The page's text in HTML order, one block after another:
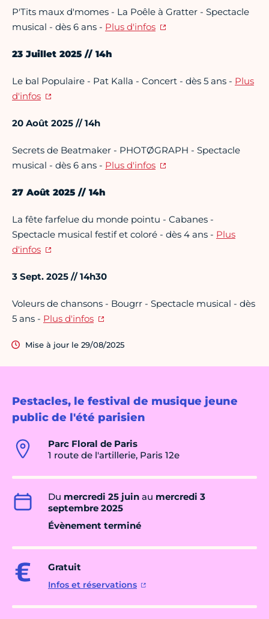
Pestacles, le festival de musique jeune
public de l'été parisien
Parc Floral de Paris
1 route de l'artillerie, Paris 12e
Du mercredi 25 juin au mercredi 3
septembre 2025
Évènement terminé
Gratuit
Infos et réservations
P'Tits maux d'momes - La Poêle à Gratter - Spectacle
musical - dès 6 ans - Plus d'infos
23 Juillet 2025 // 14h
Le bal Populaire - Pat Kalla - Concert - dès 5 ans - Plus
d'infos
20 Août 2025 // 14h
Secrets de Beatmaker - PHOTØGRAPH - Spectacle
musical - dès 6 ans - Plus d'infos
27 Août 2025 // 14h
La fête farfelue du monde pointu - Cabanes -
Spectacle musical festif et coloré - dès 4 ans - Plus
d'infos
3 Sept. 2025 // 14h30
Voleurs de chansons - Bougrr - Spectacle musical - dès
5 ans - Plus d'infos
Mise à jour le 29/08/2025